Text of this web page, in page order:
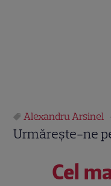
Alexandru Arsinel
Urmărește-ne
Cel